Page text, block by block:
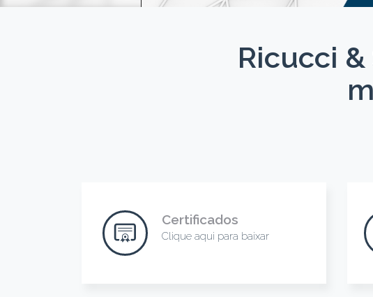
Ricucci
Certificados
Clique aqui para baixar